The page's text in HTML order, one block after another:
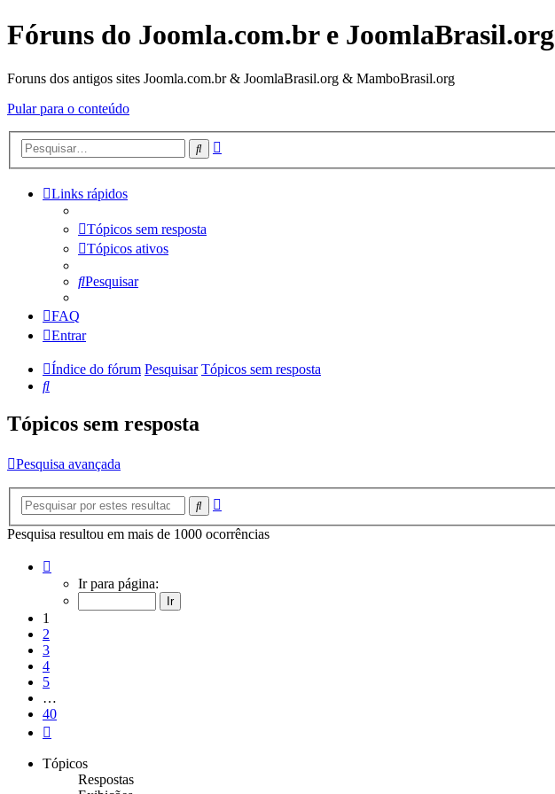
Fóruns do Joomla.com.br e JoomlaBrasil.org
Foruns dos antigos sites Joomla.com.br & JoomlaBrasil.org & MamboBrasil.org
Pular para o conteúdo
Pesquisar
Links rápidos
Tópicos sem resposta
Tópicos ativos
Pesquisar
FAQ
Entrar
Índice do fórum Pesquisar Tópicos sem resposta
Pesquisar
Tópicos sem resposta
Pesquisa avançada
Pesquisar
Pesquisa resultou em mais de 1000 ocorrências
Ir para página:
1
2
3
4
5
…
40
Tópicos
Respostas